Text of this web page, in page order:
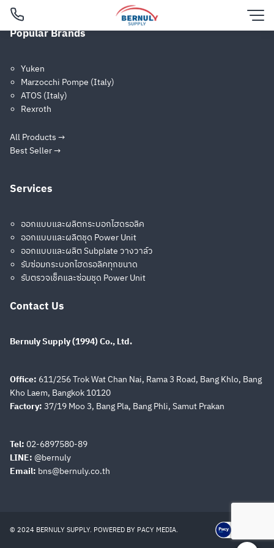
Skip
content
English
ไทย
for:
Search
Popular Brands
Yuken
Marzocchi Pompe (Italy)
ATOS (Italy)
Rexroth
All Products →
Best Seller →
Services
ออกแบบและผลิตกระบอกไฮดรอลิค
ออกแบบและผลิตชุด Power Unit
ออกแบบและผลิต Subplate วางวาล์ว
รับซ่อมกระบอกไฮดรอลิคทุกขนาด
รับตรวจเช็คและซ่อมชุด Power Unit
Contact Us
Bernuly Supply (1994) Co., Ltd.
Office: 611/256 Trok Wat Chan Nai, Rama 3 Road, Bang Khlo, Bang
Kho Laem, Bangkok 10120
Factory: 37/19 Moo 3, Bang Pla, Bang Phli, Samut Prakan
Tel: 02-6897580-89
LINE: @bernuly
Email: bns@bernuly.co.th
© 2024 BERNULY SUPPLY. POWERED BY PACY MEDIA.